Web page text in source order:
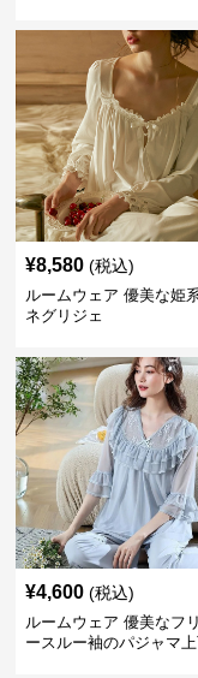
¥8,580 (税込)
ルームウェア 優美な姫
ネグリジェ
¥4,600 (税込)
ルームウェア 優美なフ
ースルー袖のパジャマ